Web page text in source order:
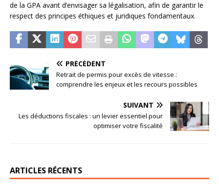
de la GPA avant d’envisager sa légalisation, afin de garantir le
respect des principes éthiques et juridiques fondamentaux.
PRÉCÉDENT
Retrait de permis pour excès de vitesse :
comprendre les enjeux et les recours possibles
SUIVANT
Les déductions fiscales : un levier essentiel pour
optimiser votre fiscalité
ARTICLES RÉCENTS